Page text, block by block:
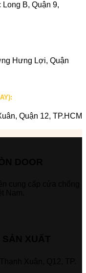
B, Quận 9,
Hưng Lợi, Quận
Quận 12, TP.HCM